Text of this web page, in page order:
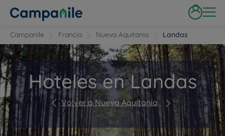
Campanile Francia Nueva Aquitania Landas
Hoteles en Landas
Volver a Nueva Aquitania